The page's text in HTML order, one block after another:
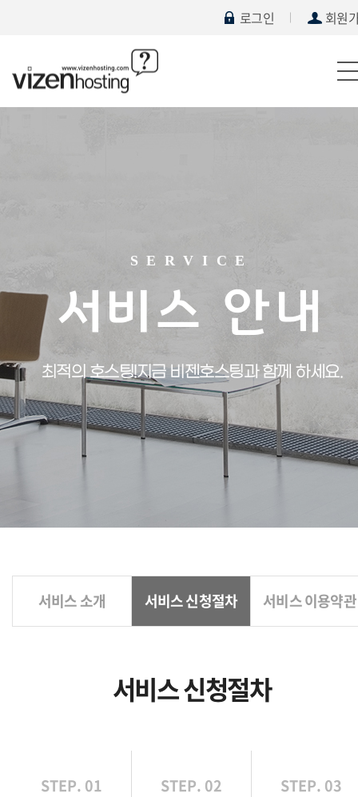
로그인 회원
SERVICE
서비스 안내
최적의 호스팅!지금 비젠호스팅과 함께 하세요.
서비스 소개 서비스 신청절차 서비스 이용약관
서비스 신청절차
STEP. 01 STEP. 02 STEP. 03